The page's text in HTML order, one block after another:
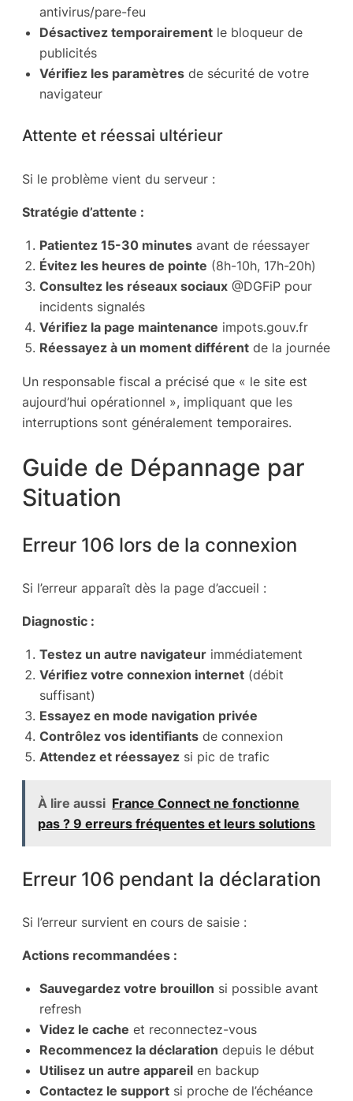
antivirus/pare-feu
Désactivez temporairement le bloqueur de
publicités
Vérifiez les paramètres de sécurité de votre
navigateur
Attente et réessai ultérieur
Si le problème vient du serveur :
Stratégie d’attente :
Patientez 15-30 minutes avant de réessayer
Évitez les heures de pointe (8h-10h, 17h-20h)
Consultez les réseaux sociaux @DGFiP pour
incidents signalés
Vérifiez la page maintenance impots.gouv.fr
Réessayez à un moment différent de la journée
Un responsable fiscal a précisé que « le site est
aujourd’hui opérationnel », impliquant que les
interruptions sont généralement temporaires.
Guide de Dépannage par
Situation
Erreur 106 lors de la connexion
Si l’erreur apparaît dès la page d’accueil :
Diagnostic :
Testez un autre navigateur immédiatement
Vérifiez votre connexion internet (débit
suffisant)
Essayez en mode navigation privée
Contrôlez vos identifiants de connexion
Attendez et réessayez si pic de trafic
À lire aussi France Connect ne fonctionne
pas ? 9 erreurs fréquentes et leurs solutions
Erreur 106 pendant la déclaration
Si l’erreur survient en cours de saisie :
Actions recommandées :
Sauvegardez votre brouillon si possible avant
refresh
Videz le cache et reconnectez-vous
Recommencez la déclaration depuis le début
Utilisez un autre appareil en backup
Contactez le support si proche de l’échéance